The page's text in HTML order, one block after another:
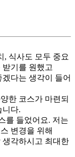
, 식사도 모두 중요
기를 원했고
다는 생각이 들어
한 코스가 마련되
니다.
를 들었어요. 저는
변경을 위해
생각하시고 최대한